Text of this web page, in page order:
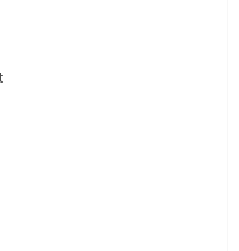
5 z 5 hvězdiček.
5 z 5 hvězdiček.